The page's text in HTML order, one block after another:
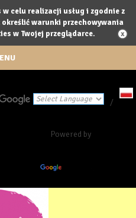
celu realizacji usług i zgodnie z
określić warunki przechowywania
w Twojej przeglądarce.
Powered by
/